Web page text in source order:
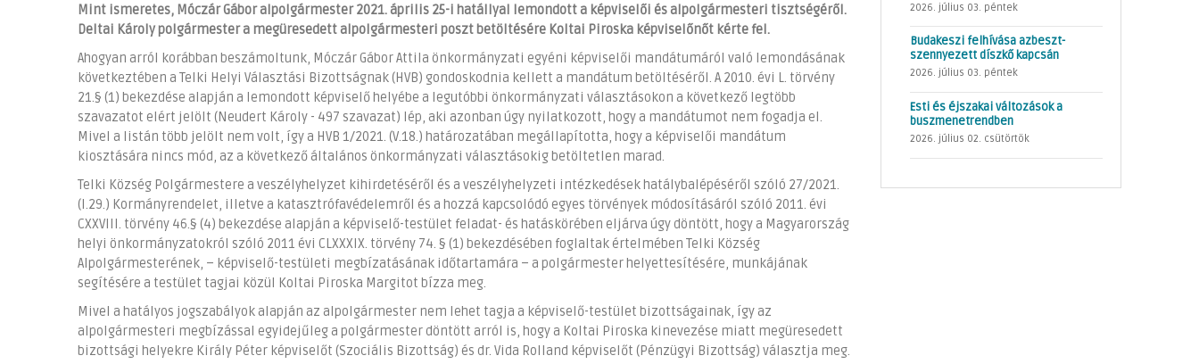
Mint ismeretes, Móczár Gábor alpolgármester 2021. április 25-i hatállyal lemondott a képviselői és alpolgármesteri tisztségéről.
Deltai Károly polgármester a megüresedett alpolgármesteri poszt betöltésére Koltai Piroska képviselőnőt kérte fel.
Ahogyan arról korábban beszámoltunk, Móczár Gábor Attila önkormányzati egyéni képviselői mandátumáról való lemondásának
következtében a Telki Helyi Választási Bizottságnak (HVB) gondoskodnia kellett a mandátum betöltéséről. A 2010. évi L. törvény
21.§ (1) bekezdése alapján a lemondott képviselő helyébe a legutóbbi önkormányzati választásokon a következő legtöbb
szavazatot elért jelölt (Neudert Károly - 497 szavazat) lép, aki azonban úgy nyilatkozott, hogy a mandátumot nem fogadja el.
Mivel a listán több jelölt nem volt, így a HVB 1/2021. (V.18.) határozatában megállapította, hogy a képviselői mandátum
kiosztására nincs mód, az a következő általános önkormányzati választásokig betöltetlen marad.
Telki Község Polgármestere a veszélyhelyzet kihirdetéséről és a veszélyhelyzeti intézkedések hatálybalépéséről szóló 27/2021.
(I.29.) Kormányrendelet, illetve a katasztrófavédelemről és a hozzá kapcsolódó egyes törvények módosításáról szóló 2011. évi
CXXVIII. törvény 46.§ (4) bekezdése alapján a képviselő-testület feladat- és hatáskörében eljárva úgy döntött, hogy a Magyarország
helyi önkormányzatokról szóló 2011 évi CLXXXIX. törvény 74. § (1) bekezdésében foglaltak értelmében Telki Község
Alpolgármesterének, – képviselő-testületi megbízatásának időtartamára – a polgármester helyettesítésére, munkájának
segítésére a testület tagjai közül Koltai Piroska Margitot bízza meg.
Mivel a hatályos jogszabályok alapján az alpolgármester nem lehet tagja a képviselő-testület bizottságainak, így az
alpolgármesteri megbízással egyidejűleg a polgármester döntött arról is, hogy a Koltai Piroska kinevezése miatt megüresedett
bizottsági helyekre Király Péter képviselőt (Szociális Bizottság) és dr. Vida Rolland képviselőt (Pénzügyi Bizottság) választja meg.
2026. július 03. péntek
Budakeszi felhívása azbeszt-
szennyezett díszkő kapcsán
2026. július 03. péntek
Esti és éjszakai változások a
buszmenetrendben
2026. július 02. csütörtök